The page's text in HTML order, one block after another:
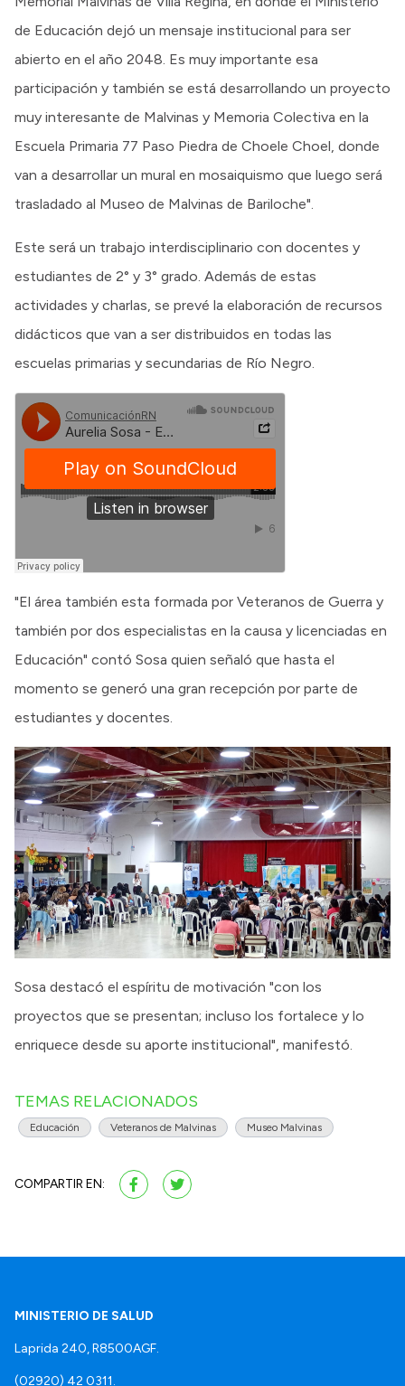
de Educación dejó un mensaje institucional para ser
abierto en el año 2048. Es muy importante esa
participación y también se está desarrollando un proyecto
muy interesante de Malvinas y Memoria Colectiva en la
Escuela Primaria 77 Paso Piedra de Choele Choel, donde
van a desarrollar un mural en mosaiquismo que luego será
trasladado al Museo de Malvinas de Bariloche".
Este será un trabajo interdisciplinario con docentes y
estudiantes de 2° y 3° grado. Además de estas
actividades y charlas, se prevé la elaboración de recursos
didácticos que van a ser distribuidos en todas las
escuelas primarias y secundarias de Río Negro.
"El área también esta formada por Veteranos de Guerra y
también por dos especialistas en la causa y licenciadas en
Educación" contó Sosa quien señaló que hasta el
momento se generó una gran recepción por parte de
estudiantes y docentes.
Sosa destacó el espíritu de motivación "con los
proyectos que se presentan; incluso los fortalece y lo
enriquece desde su aporte institucional", manifestó.
TEMAS RELACIONADOS
Educación Veteranos de Malvinas Museo Malvinas
COMPARTIR EN:
MINISTERIO DE SALUD
Laprida 240, R8500AGF.
(02920) 42 0311.